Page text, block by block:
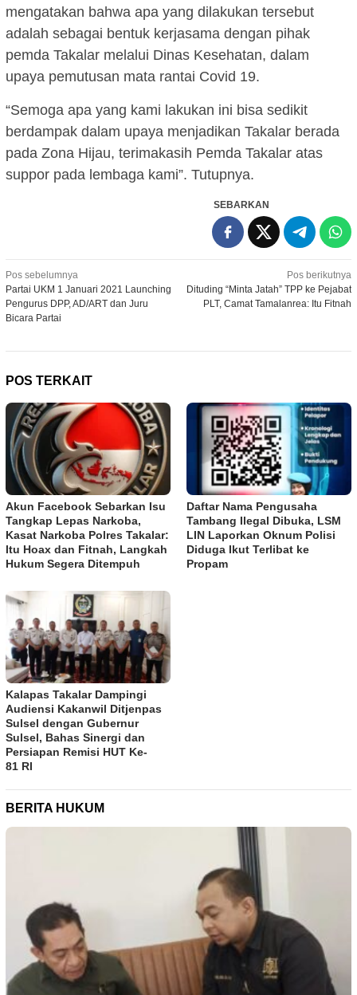
mengatakan bahwa apa yang dilakukan tersebut
adalah sebagai bentuk kerjasama dengan pihak
pemda Takalar melalui Dinas Kesehatan, dalam
upaya pemutusan mata rantai Covid 19.
“Semoga apa yang kami lakukan ini bisa sedikit
berdampak dalam upaya menjadikan Takalar berada
pada Zona Hijau, terimakasih Pemda Takalar atas
suppor pada lembaga kami”. Tutupnya.
SEBARKAN
Navigasi
pos
Pos sebelumnya
Partai UKM 1 Januari 2021 Launching
Pengurus DPP, AD/ART dan Juru
Bicara Partai
Pos berikutnya
Dituding “Minta Jatah” TPP ke Pejabat
PLT, Camat Tamalanrea: Itu Fitnah
POS TERKAIT
Akun Facebook Sebarkan Isu
Tangkap Lepas Narkoba,
Kasat Narkoba Polres Takalar:
Itu Hoax dan Fitnah, Langkah
Hukum Segera Ditempuh
Daftar Nama Pengusaha
Tambang Ilegal Dibuka, LSM
LIN Laporkan Oknum Polisi
Diduga Ikut Terlibat ke
Propam
Kalapas Takalar Dampingi
Audiensi Kakanwil Ditjenpas
Sulsel dengan Gubernur
Sulsel, Bahas Sinergi dan
Persiapan Remisi HUT Ke-
81 RI
BERITA HUKUM